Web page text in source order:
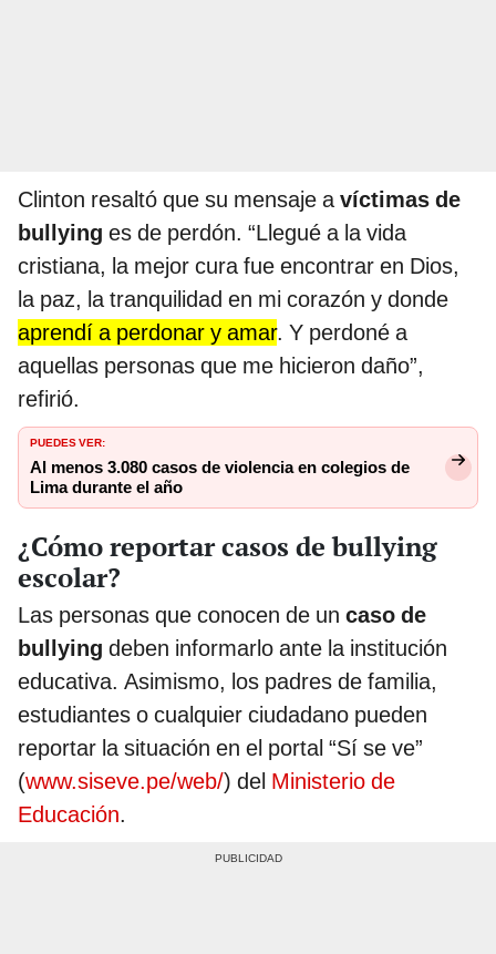
Clinton resaltó que su mensaje avíctimas de
bullying es de perdón. “Llegué a la vida
cristiana, la mejor cura fue encontrar en Dios,
la paz, la tranquilidad en mi corazón y donde
aprendí a perdonar y amar. Y perdoné a
aquellas personas que me hicieron daño”,
refirió.
PUEDES VER:
Al menos 3.080 casos de violencia en colegios de
Lima durante el año
¿Cómo reportar casos de bullying
escolar?
Las personas que conocen de un caso de
bullying deben informarlo ante la institución
educativa. Asimismo, los padres de familia,
estudiantes o cualquier ciudadano pueden
reportar la situación en el portal “Sí se ve”
(www.siseve.pe/web/) del Ministerio de
Educación.